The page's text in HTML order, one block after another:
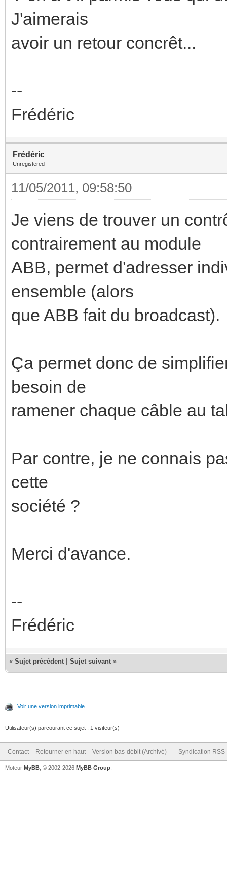
J'aimerais
avoir un retour concrêt...
--
Frédéric
Frédéric
Unregistered
11/05/2011, 09:58:50
Je viens de trouver un
contrairement au module
ABB, permet d'adresser
ensemble (alors
que ABB fait du broadcast).
Ça permet donc de
besoin de
ramener chaque câble au
Par contre, je ne connais
cette
société ?
Merci d'avance.
--
Frédéric
« Sujet précédent Sujet suivant »
Voir une version imprimable
Utilisateur(s) parcourant ce sujet : 1 visiteur(s)
Contact Retourner en haut Version bas-débit (Archivé) Syndication RSS
Moteur MyBB , © 2002-2026 MyBB Group